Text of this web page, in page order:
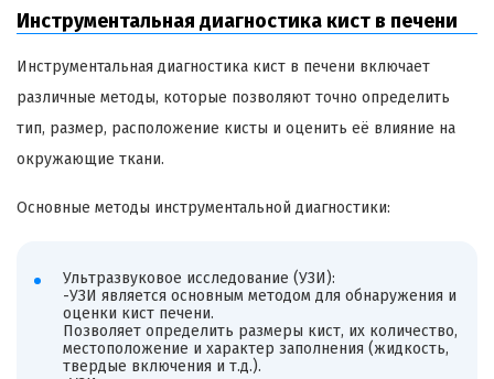
Инструментальная диагностика кист в печени
Инструментальная диагностика кист в печени включает
различные методы, которые позволяют точно определить
тип, размер, расположение кисты и оценить её влияние на
окружающие ткани.
Основные методы инструментальной диагностики:
Ультразвуковое исследование (УЗИ):
-УЗИ является основным методом для обнаружения и
оценки кист печени.
Позволяет определить размеры кист, их количество,
местоположение и характер заполнения (жидкость,
твердые включения и т.д.).